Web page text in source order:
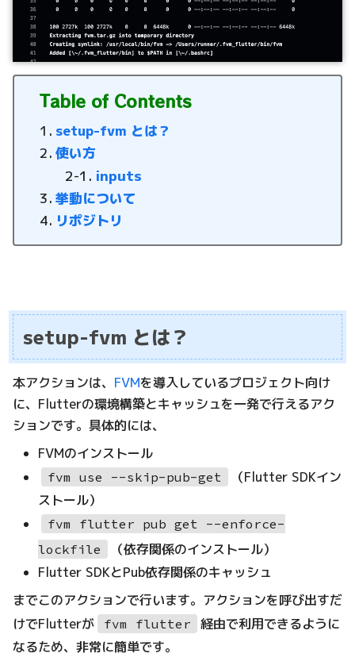
Table of Contents
setup-fvm とは？
使い方
inputs
挙動について
リポジトリ
setup-fvm とは？
本アクションは、 FVMを導入しているプロジェクト向け
に、Flutterの環境構築とキャッシュを一発で行えるアク
ションです。具体的には、
FVMのインストール
fvm use --skip-pub-get
（Flutter SDKイン
ストール）
fvm flutter pub get --enforce-
lockfile
（依存関係のインストール）
Flutter SDKとPub依存関係のキャッシュ
までこのアクションで行います。アクションを呼び出すだ
けでFlutterが
fvm flutter
経由で利用できるように
なるため、非常に簡単です。